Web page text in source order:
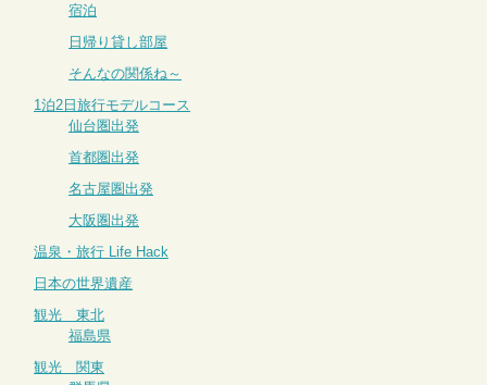
宿泊
日帰り貸し部屋
そんなの関係ね～
1泊2日旅行モデルコース
仙台圏出発
首都圏出発
名古屋圏出発
大阪圏出発
温泉・旅行 Life Hack
日本の世界遺産
観光 東北
福島県
観光 関東